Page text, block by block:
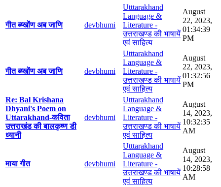
गीत ब्य्खोंण अब जाणि devbhumi
Utttarakhand
Language &
Literature -
उत्तराखण्ड की भाषायें
एवं साहित्य
August
22, 2023,
01:34:39
PM
गीत ब्य्खोंण अब जाणि devbhumi
Utttarakhand
Language &
Literature -
उत्तराखण्ड की भाषायें
एवं साहित्य
August
22, 2023,
01:32:56
PM
Re: Bal Krishana
Dhyani's Poem on
Uttarakhand-कविता
उत्तराखंड की बालकृष्ण डी
ध्यानी
devbhumi
Utttarakhand
Language &
Literature -
उत्तराखण्ड की भाषायें
एवं साहित्य
August
14, 2023,
10:32:35
AM
माया गीत devbhumi
Utttarakhand
Language &
Literature -
उत्तराखण्ड की भाषायें
एवं साहित्य
August
14, 2023,
10:28:58
AM